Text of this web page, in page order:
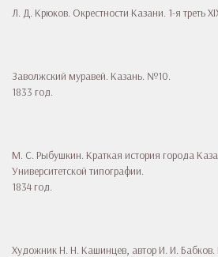
Л. Д. Крюков. Окрестности Казани. 1-я треть
Заволжский муравей. Казань. №10.
1833 год.
М. С. Рыбушкин. Краткая история города
Университетской типографии.
1834 год.
Художник Н. Н. Кашинцев, автор И. И. Бабков.